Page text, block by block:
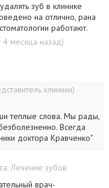
зуб в клинике
на отлично, рана
работают.
4 месяца назад)
клиники)
теплые слова. Мы рады,
Всегда
доктора Кравченко"
Лечение зубов
врач-